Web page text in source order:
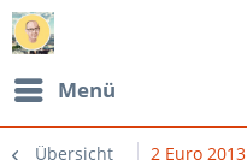
Menü
Übersicht 2 Euro 2013